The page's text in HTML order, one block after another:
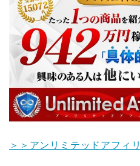
＞＞アンリミテッドアフィ